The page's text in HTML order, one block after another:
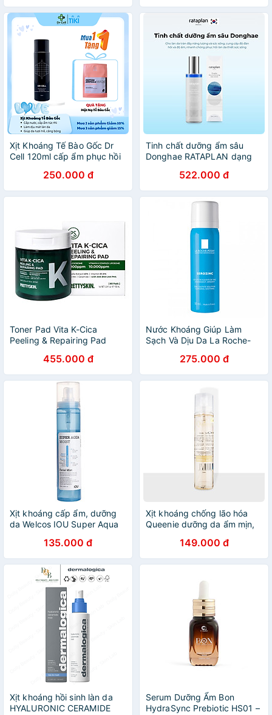
Xịt Khoáng Tế Bào Gốc Dr
Cell 120ml cấp ẩm phục hồi
Chính Hãng250.000 đ
Tinh chất dưỡng ẩm sâu
Donghae RATAPLAN dạng
sáng da và tăng độ đàn hồi
110ml
522.000 đ
Toner Pad Vita K-Cica
Peeling & Repairing Pad
455.000 đ
Nước Khoáng Giúp Làm
Sạch Và Dịu Da La Roche-
275.000 đ
Xịt khoáng cấp ẩm, dưỡng
da Welcos IOU Super Aqua
135.000 đ
Xịt khoáng chống lão hóa
Queenie dưỡng da ẩm mịn,
Hàn Quốc149.000 đ
Xịt khoáng hồi sinh làn da
HYALURONIC CERAMIDE
Serum Dưỡng Ẩm Bon
HydraSync Prebiotic HS01 –